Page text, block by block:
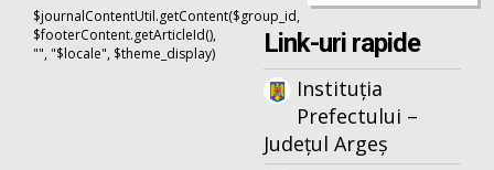
$journalContentUtil.getContent($group_id,
$footerContent.getArticleId(),
"", "$locale", $theme_display)
Link-uri rapide
Instituția
Prefectului –
Județul Argeș